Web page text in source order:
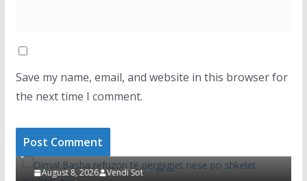
Save my name, email, and website in this browser for
the next time I comment.
Dimal Basha refuzon të përgjigjet nëse po
shkelet Kushtetuta
August 8, 2026 Vendi Sot